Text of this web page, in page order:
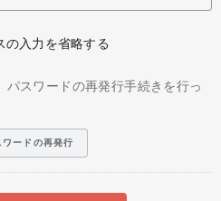
の入力を省略する
スワードの再発行手続きを行っ
ワードの再発行